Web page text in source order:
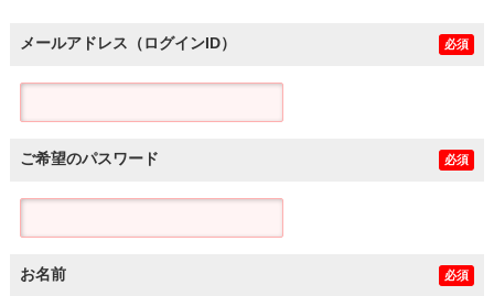
メールアドレス（ログインID） 必須
ご希望のパスワード 必須
お名前 必須